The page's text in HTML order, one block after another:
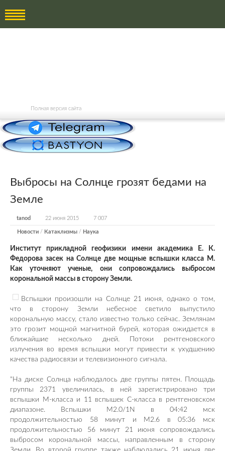
Полная версия сайта
Выбросы на Солнце грозят бедами на
Земле
tanod 22 июня 2015 7 007
Новости / Катаклизмы / Наука
Институт прикладной геофизики имени академика Е. К.
Федорова засек на Солнце две мощные вспышки класса М.
Как уточняют ученые, они сопровождались выбросом
корональной массы в сторону Земли.
Вспышки произошли на Солнце 21 июня, однако о том,
что в сторону Земли небесное светило выпустило
корональную массу, стало известно только сейчас. Землянам
это грозит мощной магнитной бурей, которая ожидается в
ближайшие несколько дней. Потоки рентгеновского
излучения во время вспышки могут привести к ухудшению
качества радиосвязи и телевизионного сигнала.
"На диске Солнца наблюдалось две группы пятен. Площадь
группы 2371 увеличилась, в ней зарегистрировано три
вспышки М-класса и 11 вспышек С-класса в рентгеновском
диапазоне. Вспышки М2.0/1N в 04:42 мск
продолжительностью 58 минут и М2.6 в 05:36 мск
продолжительностью 56 минут 21 июня сопровождались
выбросом корональной массы, направленным в сторону